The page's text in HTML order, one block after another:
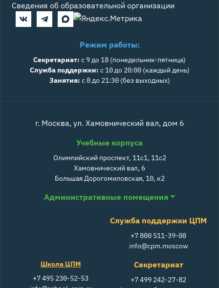
Сведения об образовательной организации
Режим работы:
Секретариат: с 9 до 18 (понедельник-пятница)
Служба поддержки: с 10 до 20:00 (каждый день)
Занятия: с 8 до 21:30 (без выходных)
г. Москва, ул. Хамовнический вал, дом 6
Учебные корпуса
Олимпийский проспект, 11с1, 11с2
Хамовнический вал, 6
Большая Дорогомиловская, 10, к2
Административные помещения
Служба поддержки ЦПМ
+7 800 511-39-08
info@cpm.moscow
Школа ЦПМ
+7 495 230-52-53
Секретариат
+7 499 242-27-82